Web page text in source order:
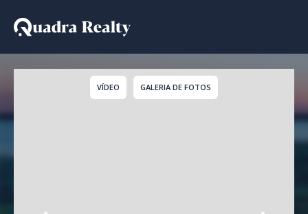
Casa a venda em São
VÍDEO GALERIA DE FOTOS